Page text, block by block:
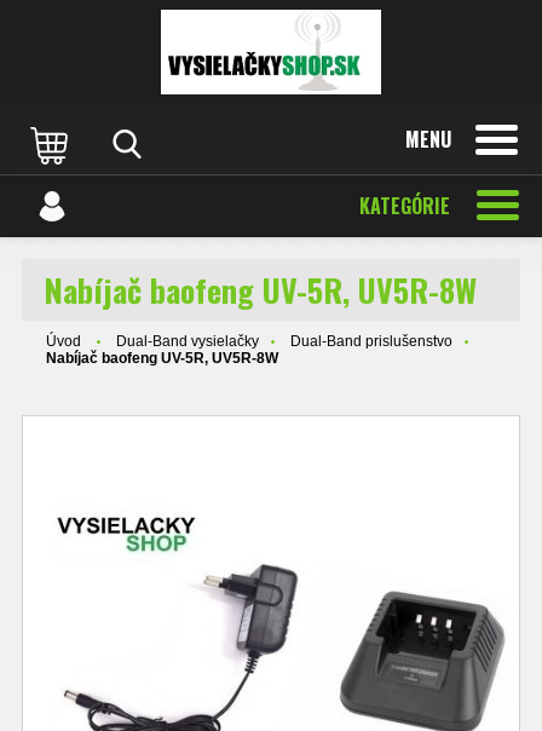
MENU
KATEGÓRIE
Nabíjač baofeng UV-5R, UV5R-8W
Úvod Dual-Band vysielačky
Dual-Band prislušenstvo
Nabíjač baofeng UV-5R, UV5R-8W